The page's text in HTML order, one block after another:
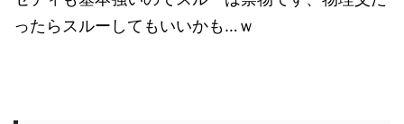
ったらスルーしてもいいかも…ｗ